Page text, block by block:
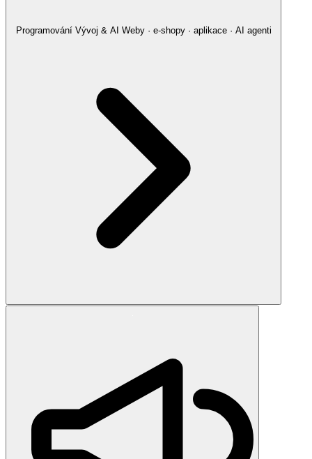
Programování Vývoj & AI Weby · e-shopy · aplikace · AI agenti